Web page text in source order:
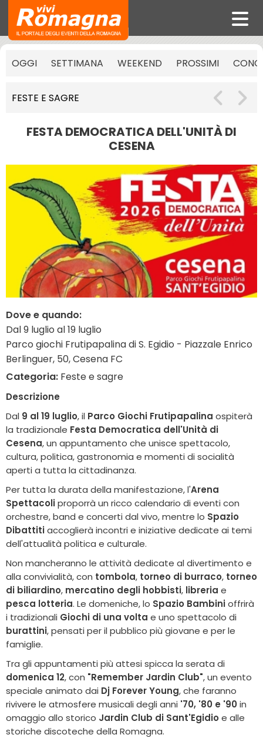
OGGI SETTIMANA WEEKEND PROSSIMI
FESTE E SAGRE
FESTA DEMOCRATICA DELL'UNITÀ DI
CESENA
Dove e quando:
Dal 9 luglio al 19 luglio
Parco giochi Frutipapalina di S. Egidio - Piazzale Enrico
Berlinguer, 50, Cesena FC
Categoria: Feste e sagre
Descrizione
Dal 9 al 19 luglio, il Parco Giochi Frutipapalina ospiterà
la tradizionale Festa Democratica dell'Unità di
Cesena, un appuntamento che unisce spettacolo,
cultura, politica, gastronomia e momenti di socialità
aperti a tutta la cittadinanza.
Per tutta la durata della manifestazione, l'Arena
Spettacoliproporrà un ricco calendario di eventi con
orchestre, band e concerti dal vivo, mentre lo Spazio
Dibattitiaccoglierà incontri e iniziative dedicate ai temi
dell'attualità politica e culturale.
Non mancheranno le attività dedicate al divertimento e
alla convivialità, con tombola, torneo di burraco, torneo
di biliardino, mercatino degli hobbisti, libreria e
pesca lotteria. Le domeniche, lo Spazio Bambinioffrirà
i tradizionali Giochi di una volta e uno spettacolo di
burattini, pensati per il pubblico più giovane e per le
famiglie.
Tra gli appuntamenti più attesi spicca la serata di
domenica 12, con "Remember Jardin Club", un evento
speciale animato dai Dj Forever Young, che faranno
rivivere le atmosfere musicali degli anni '70, '80 e '90in
omaggio allo storico Jardin Club di Sant'Egidio e alle
storiche discoteche della Romagna.